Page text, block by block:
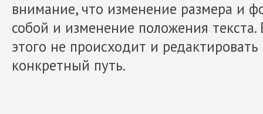
внимание, что изменение размера и
собой и изменение положения
этого не происходит и
конкретный путь.